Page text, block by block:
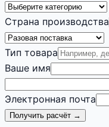
Страна производства
Тип товара
Ваше имя
Электронная почта
Получить расчёт →